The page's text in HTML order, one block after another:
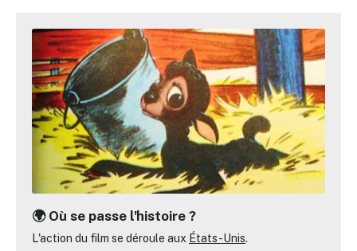
🌍 Où se passe l'histoire ?
L'action du film se déroule aux États-Unis.